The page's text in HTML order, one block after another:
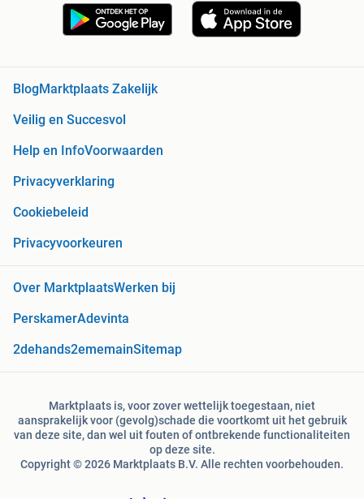
BlogMarktplaats Zakelijk
Veilig en Succesvol
Help en InfoVoorwaarden
Privacyverklaring
Cookiebeleid
Privacyvoorkeuren
Over MarktplaatsWerken bij
PerskamerAdevinta
2dehands2ememainSitemap
Marktplaats is, voor zover wettelijk toegestaan, niet
aansprakelijk voor (gevolg)schade die voortkomt uit het gebruik
van deze site, dan wel uit fouten of ontbrekende functionaliteiten
op deze site.
Copyright © 2026 Marktplaats B.V. Alle rechten voorbehouden.